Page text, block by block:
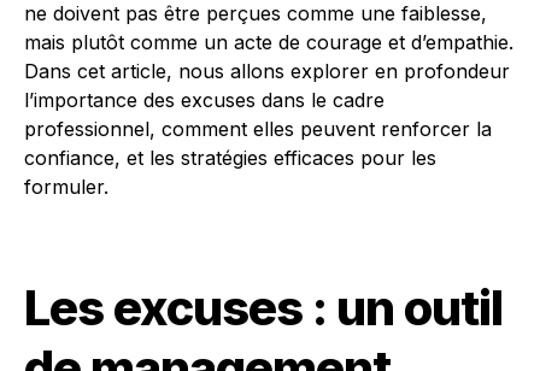
ne doivent pas être perçues comme une faiblesse,
mais plutôt comme un acte de courage et d’empathie.
Dans cet article, nous allons explorer en profondeur
l’importance des excuses dans le cadre
professionnel, comment elles peuvent renforcer la
confiance, et les stratégies efficaces pour les
formuler.
Les excuses : un outil